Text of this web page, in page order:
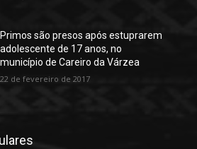
Primos são presos após estuprarem
adolescente de 17 anos, no
município de Careiro da Várzea
22 de fevereiro de 2017